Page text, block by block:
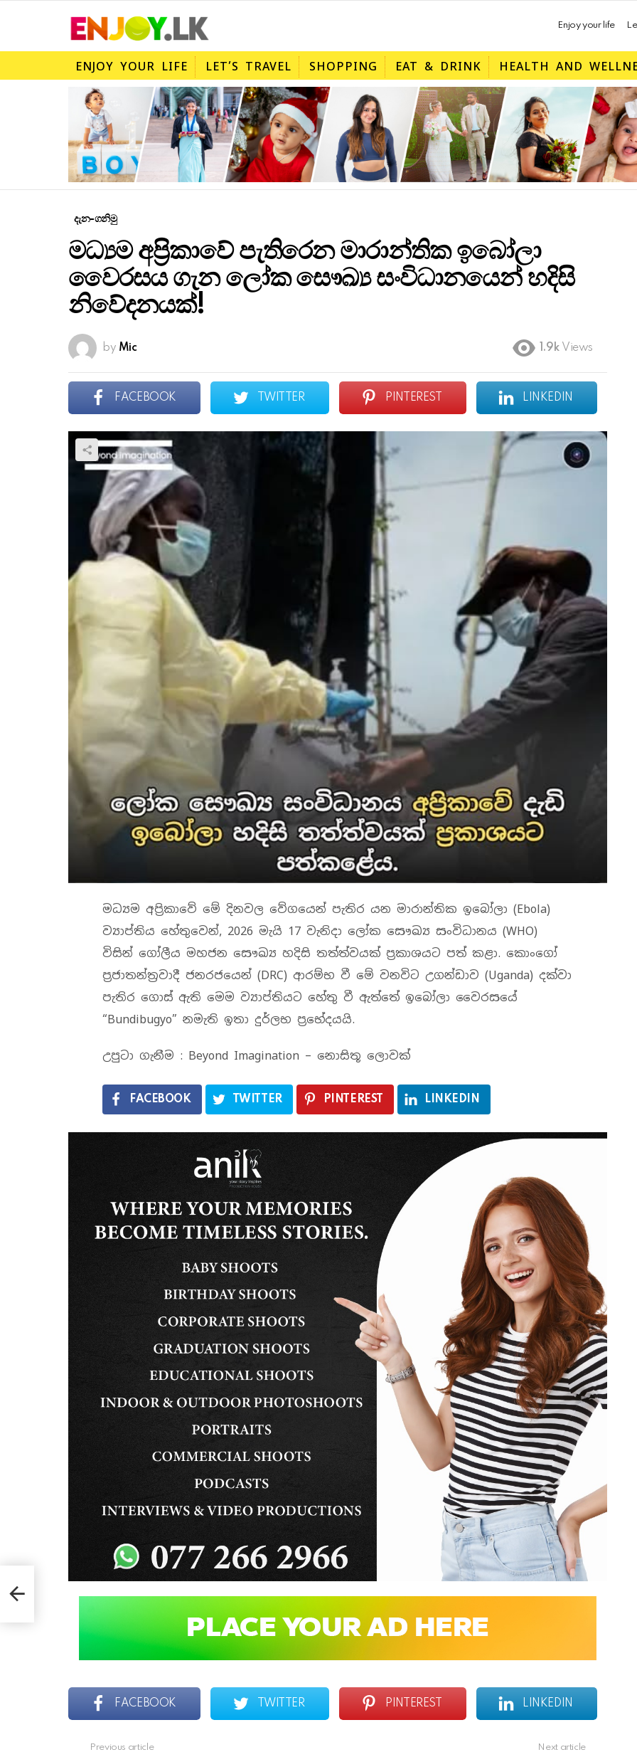
Enjoy your life
ENJOY YOUR LIFE LET’S TRAVEL SHOPPING EAT & DRINK HEALTH AND
දැන-ගනිමු
මධ්‍යම අප්‍රිකාවේ පැතිරෙන මාරාන්තික ඉබෝලා
වෛරසය ගැන ලෝක සෞඛ්‍ය සංවිධානයෙන් හදිසි
නිවේදනයක්!
by Mic 1.9k Views
FACEBOOK TWITTER PINTEREST LINKEDIN
මධ්‍යම අප්‍රිකාවේ මේ දිනවල වේගයෙන් පැතිර යන මාරාන්තික ඉබෝලා (Ebola)
ව්‍යාප්තිය හේතුවෙන්, 2026 මැයි 17 වැනිදා ලෝක සෞඛ්‍ය සංවිධානය (WHO)
විසින් ගෝලීය මහජන සෞඛ්‍ය හදිසි තත්ත්වයක් ප්‍රකාශයට පත් කළා. කොංගෝ
ප්‍රජාතන්ත්‍රවාදී ජනරජයෙන් (DRC) ආරම්භ වී මේ වනවිට උගන්ඩාව (Uganda) දක්වා
පැතිර ගොස් ඇති මෙම ව්‍යාප්තියට හේතු වී ඇත්තේ ඉබෝලා වෛරසයේ
“Bundibugyo” නමැති ඉතා දුර්ලභ ප්‍රභේදයයි.
උපුටා ගැනීම : Beyond Imagination – නොසිතූ ලොවක්
FACEBOOK TWITTER PINTEREST LINKEDIN
FACEBOOK TWITTER PINTEREST LINKEDIN
Previous article Next article